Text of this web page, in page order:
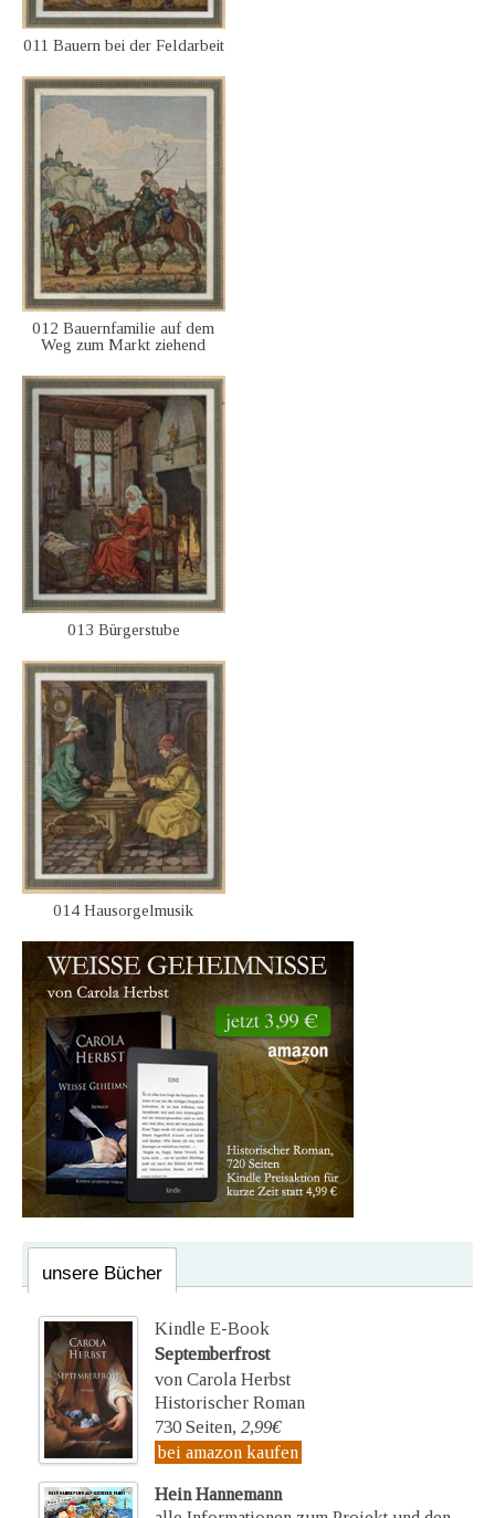
011 Bauern bei der Feldarbeit
012 Bauernfamilie auf dem
Weg zum Markt ziehend
013 Bürgerstube
014 Hausorgelmusik
unsere Bücher
Kindle E-Book
Septemberfrost
von Carola Herbst
Historischer Roman
730 Seiten, 2,99€
bei amazon kaufen
Hein Hannemann